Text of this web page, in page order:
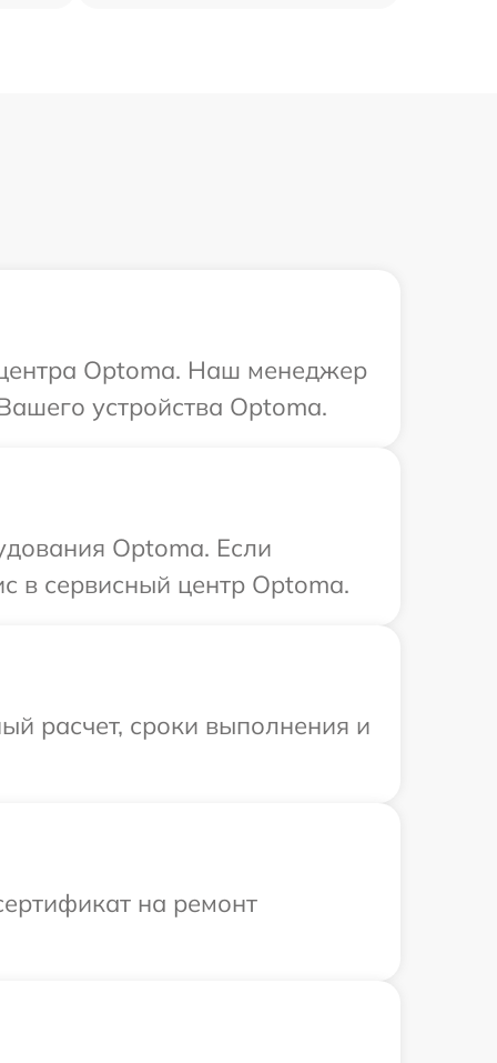
Optoma. Наш менеджер
устройства Optoma.
Optoma. Если
в сервисный центр Optoma.
расчет, сроки выполнения и
на ремонт